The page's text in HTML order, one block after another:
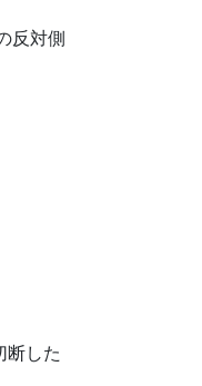
反対側
断した